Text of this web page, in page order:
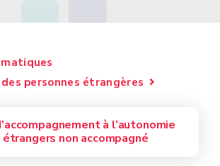
personnes étrangères
à l’autonomie
non accompagné